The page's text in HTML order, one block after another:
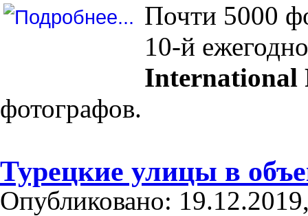
Почти 5000
10-й
International
фотографов.
Турецкие улицы в
Опубликовано: